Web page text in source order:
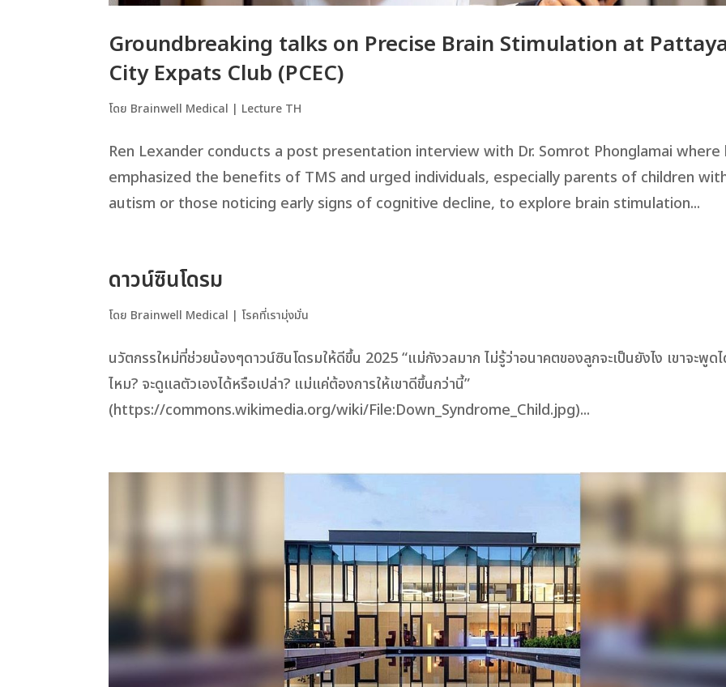
Groundbreaking talks on Precise Brain Stimulation at
City Expats Club (PCEC)
โดย Brainwell Medical | Lecture TH
Ren Lexander conducts a post presentation interview with Dr. Somrot Phonglamai where
emphasized the benefits of TMS and urged individuals, especially parents of children
autism or those noticing early signs of cognitive decline, to explore brain stimulation...
ดาวน์ซินโดรม
โดย Brainwell Medical |โรคที่เรามุ่งมั่น
นวัตกรรใหม่ที่ช่วยน้องๆดาวน์ซินโดรมให้ดีขึ้น 2025 “แม่กังวลมาก ไม่รู้ว่าอนาคตของลูกจะเป็นยังไง เขาจะพูด
ไหม? จะดูแลตัวเองได้หรือเปล่า? แม่แค่ต้องการให้เขาดีขึ้นกว่านี้”
(https://commons.wikimedia.org/wiki/File:Down_Syndrome_Child.jpg)...